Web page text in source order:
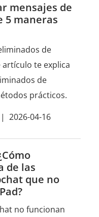
mensajes de
5 maneras
de
artículo te explica
de
prácticos.
| 2026-04-16
de las
que no
no funcionan